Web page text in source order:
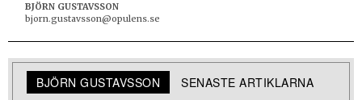
BJÖRN GUSTAVSSON
bjorn.gustavsson@opulens.se
BJÖRN GUSTAVSSON SENASTE ARTIKLARNA